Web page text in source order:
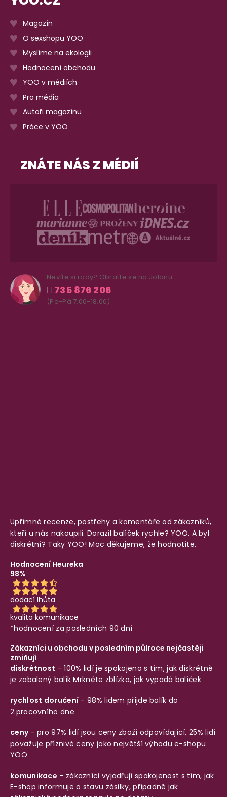
Magazín
O sexshopu YOO
Myslíme na ekologii
Hodnocení obchodu
YOO v médiích
Pro média
Autoři magazínu
Práce v YOO
ZNÁTE NÁS Z MÉDIÍ
Nevíte si rady? Obraťte se na Jolanu
735 876 206
(Po-Pá 7.00-18.00)
Upřímné recenze, postřehy a komentáře od zákazníků,
kteří u nás nakoupili. Dorazil balíček rychle? YOO. A byl
diskrétní? Taky YOO! Moc děkujeme, že hodnotíte.
Hodnocení Heureka
98%
dodací lhůta
kvalita komunikace
*hodnocení za posledních 90 dní
Zákazníci u obchodu v posledním půlroce nejčastěji
zmiňují
diskrétnost - 100% lidí je spokojeno s tím, jak diskrétně
je zabalený balíkMrkněte zblízka, jak vypadá balíček
rychlost doručení - 98% lidem přijde balík do
2.pracovního dne
ceny- pro 97% lidí jsou ceny zboží odpovídající, 25% lidí
považuje příznivé ceny jako největší výhodu e-shopu
YOO
komunikace - zákazníci vyjadřují spokojenost s tím, jak
E-shop informuje o stavu zásilky, případně jak